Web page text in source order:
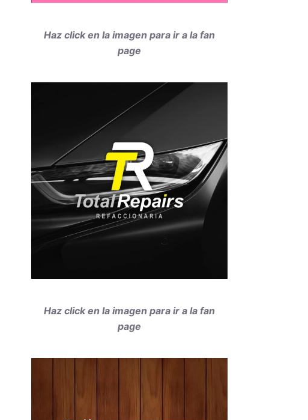
Haz click en la imagen para ir a la fan
page
Haz click en la imagen para ir a la fan
page